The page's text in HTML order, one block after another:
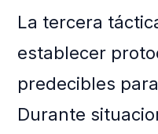
La tercera
establecer
predecibles
Durante